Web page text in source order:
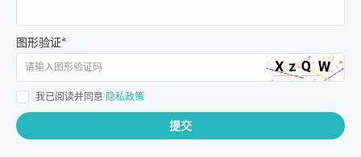
图形验证*
我已阅读并同意 隐私政策
提交